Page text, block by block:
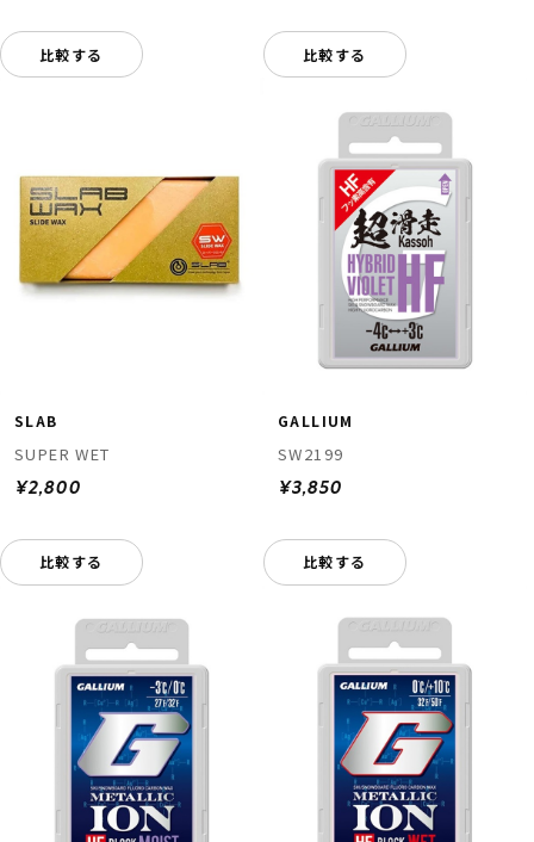
比較する 比較する
SLAB
SUPER WET
¥2,800
比較する
GALLIUM
SW2199
¥3,850
比較する